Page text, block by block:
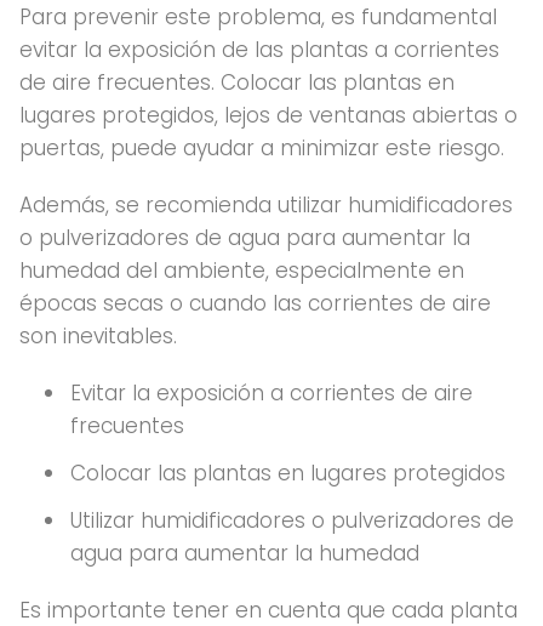
Para prevenir este problema, es fundamental
evitar la exposición de las plantas a corrientes
de aire frecuentes. Colocar las plantas en
lugares protegidos, lejos de ventanas abiertas o
puertas, puede ayudar a minimizar este riesgo.
Además, se recomienda utilizar humidificadores
o pulverizadores de agua para aumentar la
humedad del ambiente, especialmente en
épocas secas o cuando las corrientes de aire
son inevitables.
Evitar la exposición a corrientes de aire
frecuentes
Colocar las plantas en lugares protegidos
Utilizar humidificadores o pulverizadores de
agua para aumentar la humedad
Es importante tener en cuenta que cada planta